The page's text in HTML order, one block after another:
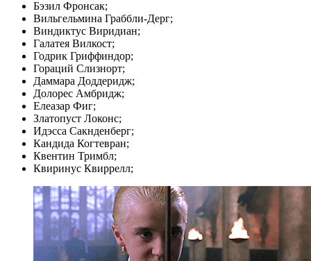
Бэзил Фронсак;
Вильгельмина Граббли-Дерг;
Виндиктус Виридиан;
Галатея Вилкост;
Годрик Гриффиндор;
Гораций Слизнорт;
Даммара Доддеридж;
Долорес Амбридж;
Елеазар Фиг;
Златопуст Локонс;
Идэсса Сакнденберг;
Кандида Когтевран;
Квентин Тримбл;
Квиринус Квиррелл;